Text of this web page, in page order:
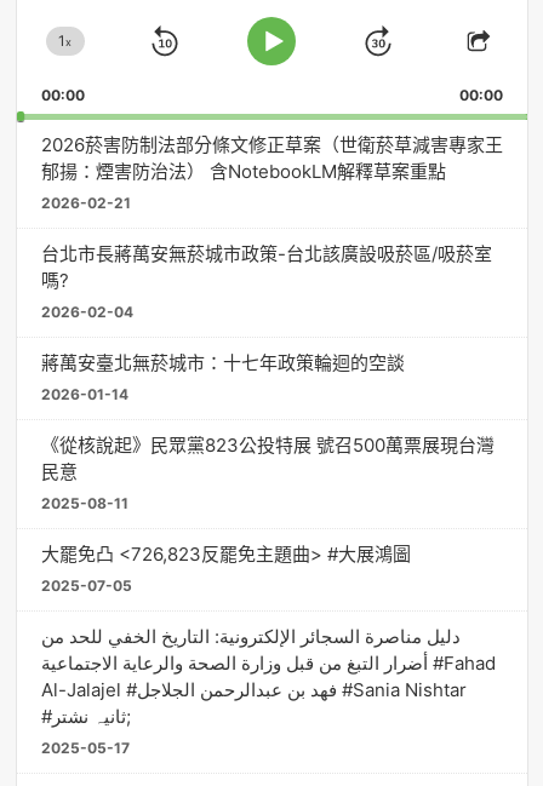
Change
Rate
1x
Skip
Play
Jump
Forward
Share
00:00 00:00
2026菸害防制法部分條文修正草案（世衛菸草減害專家王
郁揚：煙害防治法） 含NotebookLM解釋草案重點
2026-02-21
台北市長蔣萬安無菸城市政策-台北該廣設吸菸區/吸菸室
嗎?
2026-02-04
蔣萬安臺北無菸城市：十七年政策輪迴的空談
2026-01-14
《從核說起》民眾黨823公投特展 號召500萬票展現台灣
民意
2025-08-11
大罷免凸 <726,823反罷免主題曲> #大展鴻圖
2025-07-05
دليل مناصرة السجائر الإلكترونية: التاريخ الخفي للحد من
أضرار التبغ من قبل وزارة الصحة والرعاية الاجتماعية #Fahad
Al-Jalajel #فهد بن عبدالرحمن الجلاجل #Sania Nishtar
#ثانیہ نشتر;
2025-05-17